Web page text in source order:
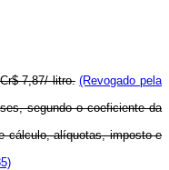
7,87/ litro. (Revogado pela
segundo o coeficiente da
cálculo, alíquotas, imposto e